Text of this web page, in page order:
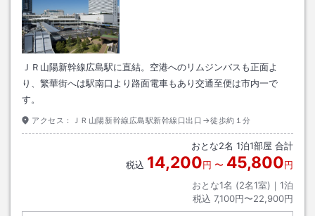
ＪＲ山陽新幹線広島駅に直結。空港へのリムジンバスも正面よ
り、繁華街へは駅南口より路面電車もあり交通至便は市内一で
す。
アクセス： ＪＲ山陽新幹線広島駅新幹線口出口→徒歩約１分
おとな2名 1泊1部屋 合計
税込 14,200円 〜 45,800円
おとな1名 (2名1室)｜ 1泊
税込 7,100円〜22,900円